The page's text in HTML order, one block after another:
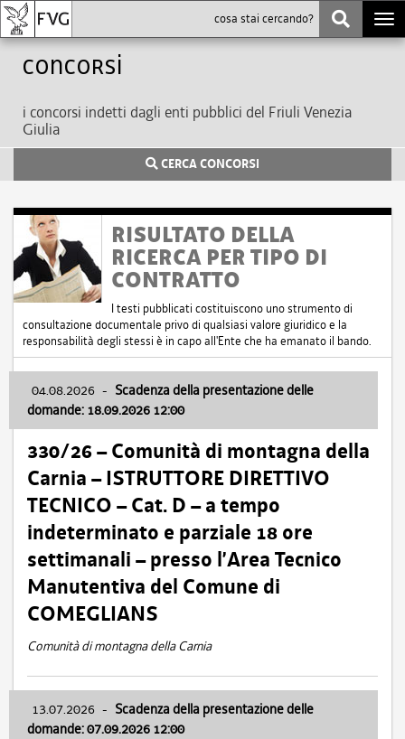
Concorsi
i concorsi indetti dagli enti pubblici del Friuli Venezia
Giulia
CERCA CONCORSI
RISULTATO DELLA
RICERCA PER TIPO DI
CONTRATTO
I testi pubblicati costituiscono uno strumento di
consultazione documentale privo di qualsiasi valore giuridico e la
responsabilità degli stessi è in capo all'Ente che ha emanato il bando.
04.08.2026 - Scadenza della presentazione delle
domande: 18.09.2026 12:00
330/26 – Comunità di montagna della
Carnia – ISTRUTTORE DIRETTIVO
TECNICO – Cat. D – a tempo
indeterminato e parziale 18 ore
settimanali – presso l’Area Tecnico
Manutentiva del Comune di
COMEGLIANS
Comunità di montagna della Carnia
13.07.2026 - Scadenza della presentazione delle
domande: 07.09.2026 12:00